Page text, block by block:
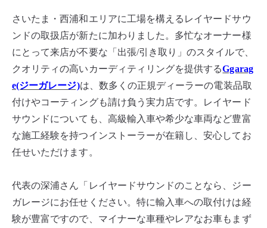
さいたま・西浦和エリアに工場を構えるレイヤードサウ
ンドの取扱店が新たに加わりました。多忙なオーナー様
にとって来店が不要な「出張/引き取り」のスタイルで、
クオリティの高いカーディティリングを提供するGgarag
e(ジーガレージ)は、数多くの正規ディーラーの電装品取
付けやコーティングも請け負う実力店です。レイヤード
サウンドについても、高級輸入車や希少な車両など豊富
な施工経験を持つインストーラーが在籍し、安心してお
任せいただけます。
代表の深浦さん「レイヤードサウンドのことなら、ジー
ガレージにお任せください。特に輸入車への取付けは経
験が豊富ですので、マイナーな車種やレアなお車もまず